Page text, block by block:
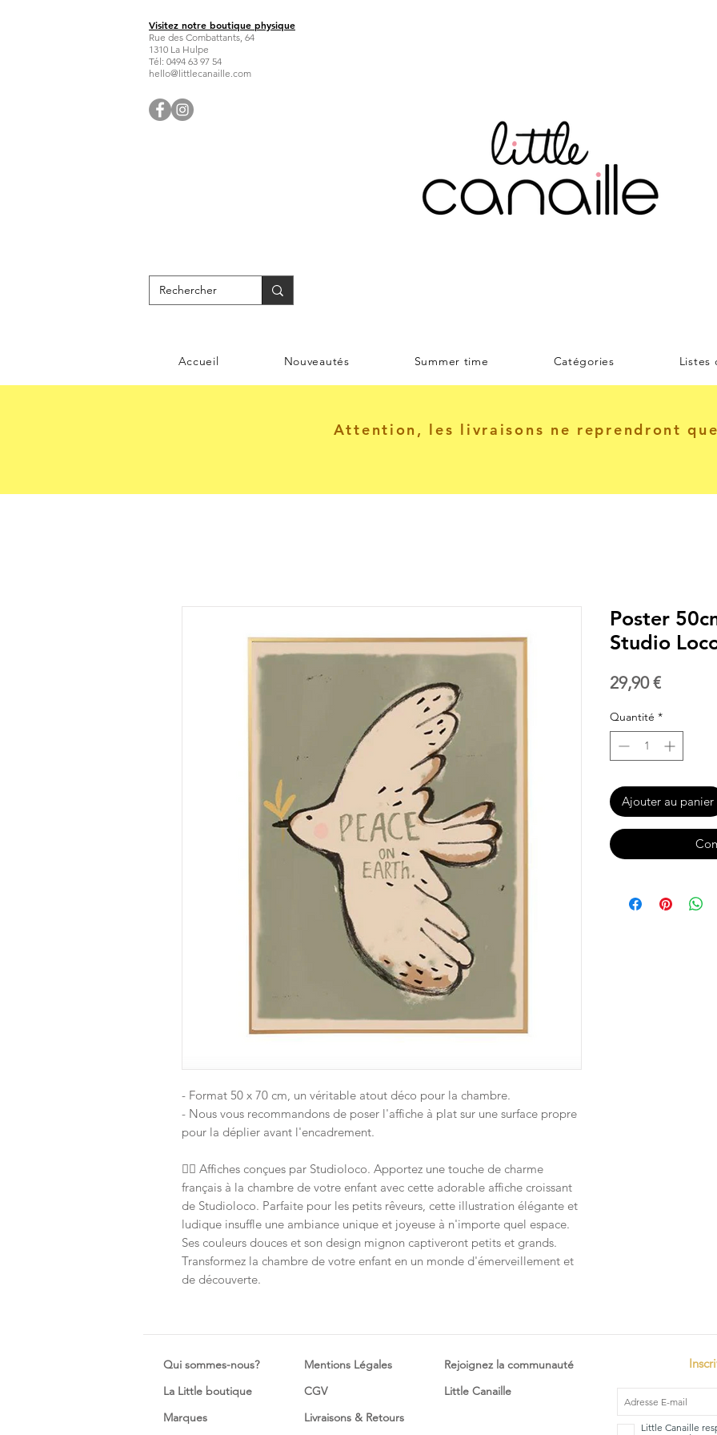
Visitez notre boutique physique
Rue des Combattants, 64
1310 La Hulpe
Tél: 0494 63 97 54
hello@littlecanaille.com
Accueil Nouveautés Summer time Catégories Listes
Attention, les livraisons ne reprendront
- Format 50 x 70 cm, un véritable atout déco pour la chambre.
- Nous vous recommandons de poser l'affiche à plat sur une surface propre
pour la déplier avant l'encadrement.
✍🏻 Affiches conçues par Studioloco. Apportez une touche de charme
français à la chambre de votre enfant avec cette adorable affiche croissant
de Studioloco. Parfaite pour les petits rêveurs, cette illustration élégante et
ludique insuffle une ambiance unique et joyeuse à n'importe quel espace.
Ses couleurs douces et son design mignon captiveront petits et grands.
Transformez la chambre de votre enfant en un monde d'émerveillement et
de découverte.
Poster
Studio
29,90 €Prix
Quantité *
Ajouter au panier
Qui sommes-nous?
La Little boutique
Marques
Mentions Légales
CGV
Livraisons & Retours
Rejoignez la communauté
Little Canaille
Little Canaille